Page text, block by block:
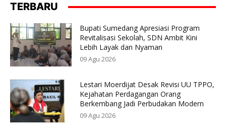
TERBARU
Bupati Sumedang Apresiasi Program
Revitalisasi Sekolah, SDN Ambit Kini
Lebih Layak dan Nyaman
09 Agu 2026
Lestari Moerdijat Desak Revisi UU TPPO,
Kejahatan Perdagangan Orang
Berkembang Jadi Perbudakan Modern
09 Agu 2026